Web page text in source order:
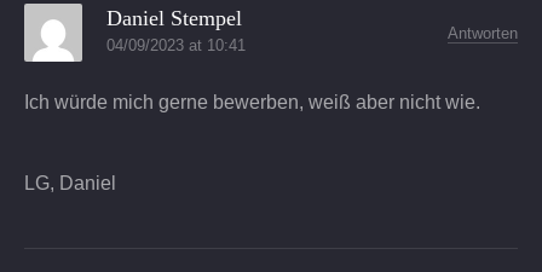
Daniel Stempel
04/09/2023 at 10:41
Antworten
Ich würde mich gerne bewerben, weiß aber nicht wie.
LG, Daniel